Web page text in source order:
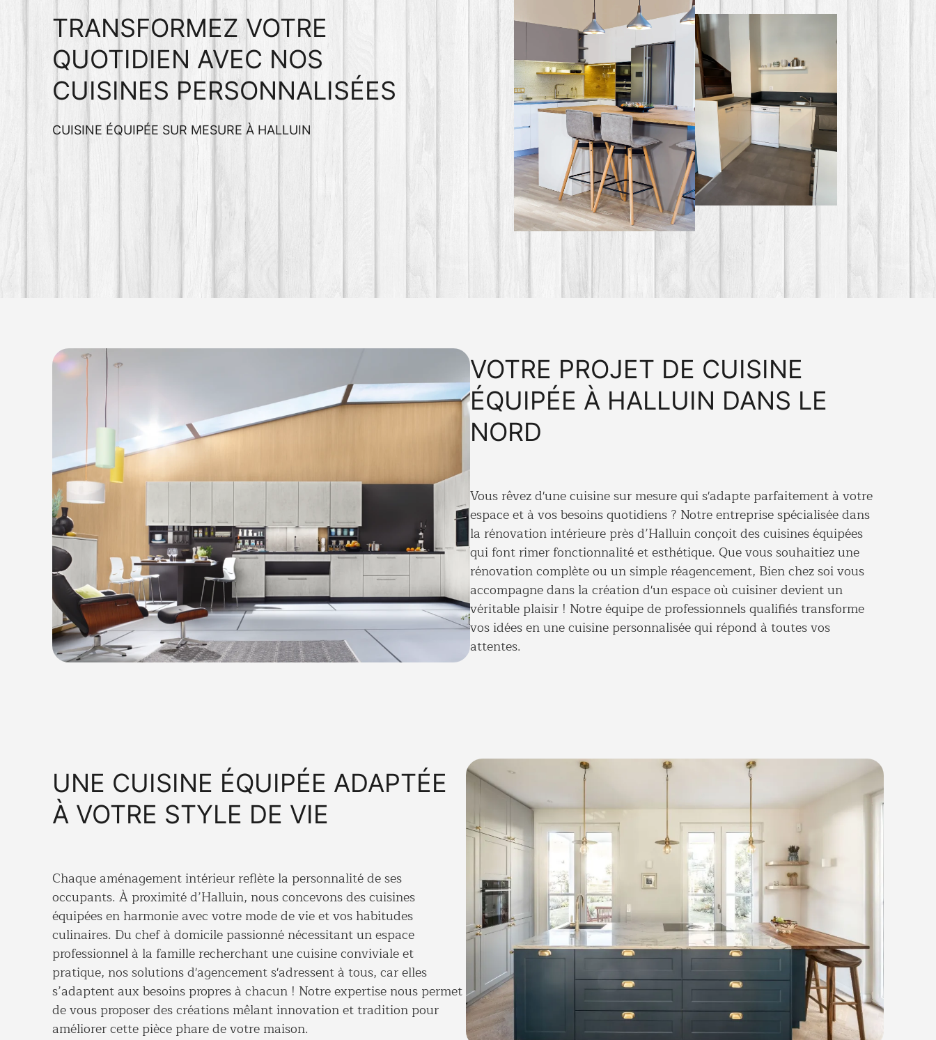
TRANSFORMEZ VOTRE
QUOTIDIEN AVEC NOS
CUISINES PERSONNALISÉES
CUISINE ÉQUIPÉE SUR MESURE À HALLUIN
VOTRE PROJET DE CUISINE
ÉQUIPÉE À HALLUIN DANS LE
NORD
Vous rêvez d'unecuisine sur mesurequi s'adapte parfaitement à votre
espace et à vos besoins quotidiens ? Notre entreprise spécialisée dans
la rénovation intérieure près d’Halluin conçoit des cuisines équipées
qui font rimer fonctionnalité et esthétique. Que vous souhaitiez une
rénovation complèteou un simple réagencement, Bien chez soi vous
accompagne dans la création d'un espace où cuisiner devient un
véritable plaisir ! Notre équipe de professionnels qualifiés transforme
vos idées en unecuisine personnaliséequi répond à toutes vos
attentes.
UNE CUISINE ÉQUIPÉE ADAPTÉE
À VOTRE STYLE DE VIE
Chaque aménagement intérieur reflète la personnalité de ses
occupants. À proximité d’Halluin, nous concevons descuisines
équipéesen harmonie avec votre mode de vie et vos habitudes
culinaires. Du chef à domicile passionné nécessitant un espace
professionnel à la famille recherchant une cuisine conviviale et
pratique, nos solutionsd'agencements'adressent à tous, car elles
s’adaptent aux besoins propres à chacun ! Notre expertise nous permet
de vous proposer des créations mêlant innovation et tradition pour
améliorer cette pièce phare de votre maison.